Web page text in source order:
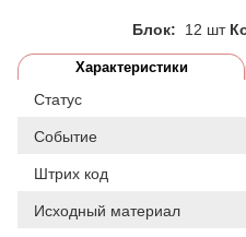
Блок: 12 шт
Характеристики
Статус
Событие
Штрих код
Исходный материал